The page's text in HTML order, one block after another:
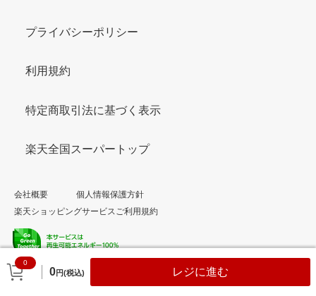
0
0円(税込) レジに進む
プライバシーポリシー
利用規約
特定商取引法に基づく表示
楽天全国スーパートップ
会社概要
個人情報保護方針
楽天ショッピングサービスご利用規約
© Rakuten Group, Inc.